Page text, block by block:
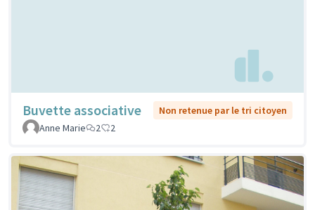
Buvette associative
Non retenue par le tri citoyen
Anne Marie
2 2